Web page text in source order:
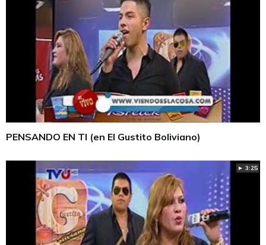
PENSANDO EN TI (en El Gustito Boliviano)
► 3:25